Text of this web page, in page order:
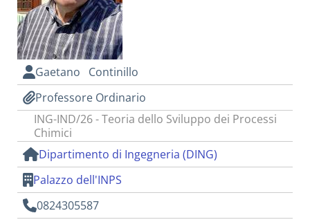
Gaetano Continillo
Professore Ordinario
ING-IND/26 - Teoria dello Sviluppo dei Processi
Chimici
Dipartimento di Ingegneria (DING)
Palazzo dell'INPS
0824305587